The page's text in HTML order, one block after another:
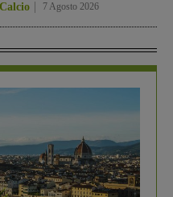
Calcio 7 Agosto 2026